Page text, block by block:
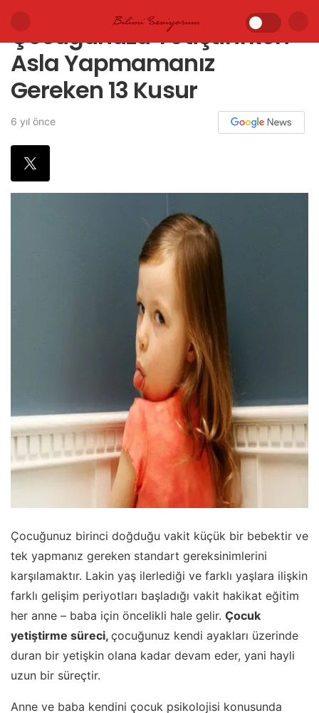
Çocuğunuzu Yetiştirirken
Asla Yapmamanız
Gereken 13 Kusur
6 yıl önce
Çocuğunuz birinci doğduğu vakit küçük bir bebektir ve
tek yapmanız gereken standart gereksinimlerini
karşılamaktır. Lakin yaş ilerlediği ve farklı yaşlara ilişkin
farklı gelişim periyotları başladığı vakit hakikat eğitim
her anne – baba için öncelikli hale gelir. Çocuk
yetiştirme süreci, çocuğunuz kendi ayakları üzerinde
duran bir yetişkin olana kadar devam eder, yani hayli
uzun bir süreçtir.
Anne ve baba kendini çocuk psikolojisi konusunda